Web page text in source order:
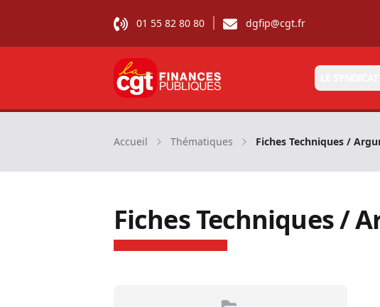
01 55 82 80 80 dgfip@cgt.fr
CGT Finances publiques
Accueil Thématiques Fiches Techniques /
Fiches Techniques /